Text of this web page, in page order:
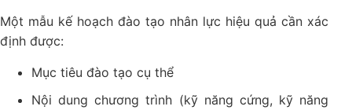
Một mẫu kế hoạch đào tạo nhân lực hiệu quả cần xác
định được:
Mục tiêu đào tạo cụ thể
Nội dung chương trình (kỹ năng cứng, kỹ năng